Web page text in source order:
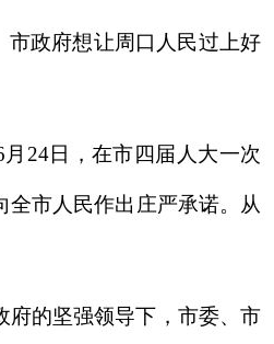
市政府想让周口人民过上好
24日，在市四届人大一次
市人民作出庄严承诺。从
府的坚强领导下，市委、市